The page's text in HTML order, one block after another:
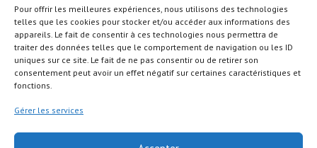
Pour offrir les meilleures expériences, nous utilisons des technologies
telles que les cookies pour stocker et/ou accéder aux informations des
appareils. Le fait de consentir à ces technologies nous permettra de
traiter des données telles que le comportement de navigation ou les ID
uniques sur ce site. Le fait de ne pas consentir ou de retirer son
consentement peut avoir un effet négatif sur certaines caractéristiques et
fonctions.
Gérer les services
permettant de construire leurs présences de façon
efficace, durable et autonome.
Suivre mon activité sur les réseaux sociaux